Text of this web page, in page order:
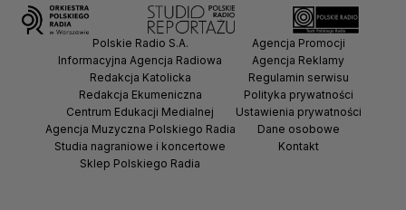
Polskie Radio S.A.
Informacyjna Agencja Radiowa
Redakcja Katolicka
Redakcja Ekumeniczna
Centrum Edukacji Medialnej
Agencja Muzyczna Polskiego Radia
Studia nagraniowe i koncertowe
Sklep Polskiego Radia
Agencja Promocji
Agencja Reklamy
Regulamin serwisu
Polityka prywatności
Ustawienia prywatności
Dane osobowe
Kontakt